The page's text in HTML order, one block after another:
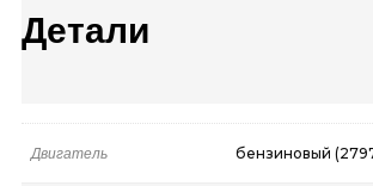
Детали
Двигатель бензиновый